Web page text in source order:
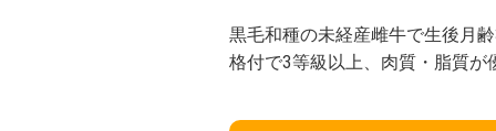
黒毛和種の未経産雌牛で生後月
格付で3等級以上、肉質・脂質が